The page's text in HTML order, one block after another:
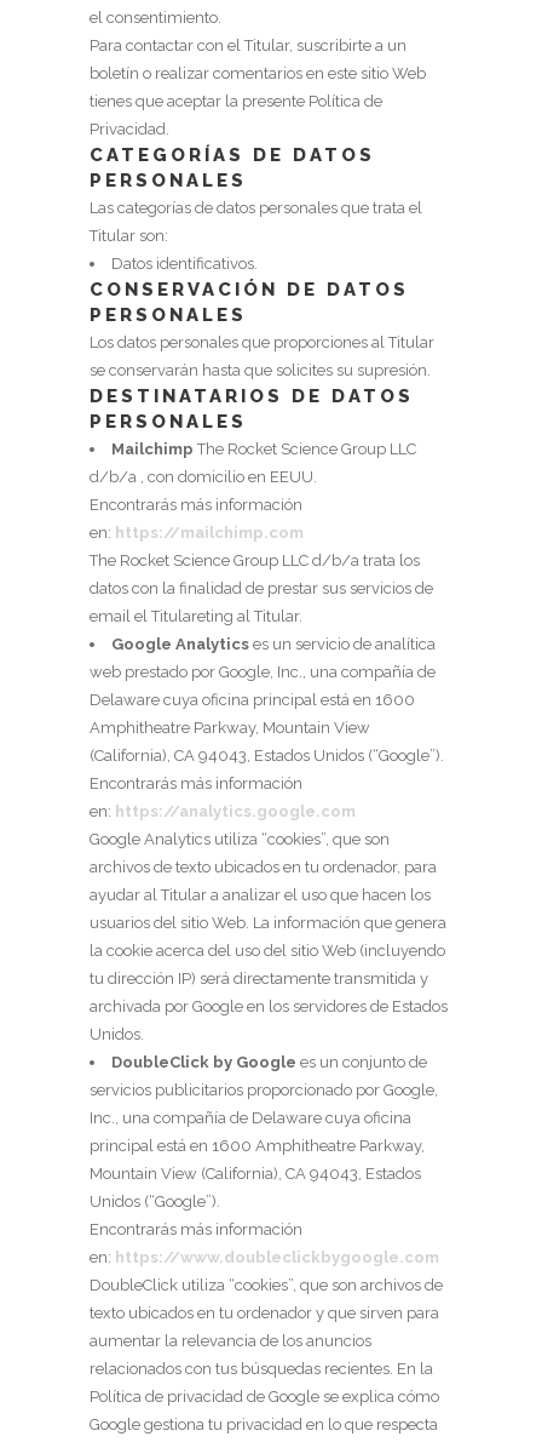
el consentimiento.
Para contactar con el Titular, suscribirte a un
boletín o realizar comentarios en este sitio Web
tienes que aceptar la presente Política de
Privacidad.
CATEGORÍAS DE DATOS
PERSONALES
Las categorías de datos personales que trata el
Titular son:
Datos identificativos.
CONSERVACIÓN DE DATOS
PERSONALES
Los datos personales que proporciones al Titular
se conservarán hasta que solicites su supresión.
DESTINATARIOS DE DATOS
PERSONALES
Mailchimp The Rocket Science Group LLC
d/b/a , con domicilio en EEUU.
Encontrarás más información
en: https://mailchimp.com
The Rocket Science Group LLC d/b/a trata los
datos con la finalidad de prestar sus servicios de
email el Titulareting al Titular.
Google Analytics es un servicio de analítica
web prestado por Google, Inc., una compañía de
Delaware cuya oficina principal está en 1600
Amphitheatre Parkway, Mountain View
(California), CA 94043, Estados Unidos (“Google”).
Encontrarás más información
en: https://analytics.google.com
Google Analytics utiliza “cookies”, que son
archivos de texto ubicados en tu ordenador, para
ayudar al Titular a analizar el uso que hacen los
usuarios del sitio Web. La información que genera
la cookie acerca del uso del sitio Web (incluyendo
tu dirección IP) será directamente transmitida y
archivada por Google en los servidores de Estados
Unidos.
DoubleClick by Google es un conjunto de
servicios publicitarios proporcionado por Google,
Inc., una compañía de Delaware cuya oficina
principal está en 1600 Amphitheatre Parkway,
Mountain View (California), CA 94043, Estados
Unidos (“Google”).
Encontrarás más información
en: https://www.doubleclickbygoogle.com
DoubleClick utiliza “cookies”, que son archivos de
texto ubicados en tu ordenador y que sirven para
aumentar la relevancia de los anuncios
relacionados con tus búsquedas recientes. En la
Política de privacidad de Google se explica cómo
Google gestiona tu privacidad en lo que respecta